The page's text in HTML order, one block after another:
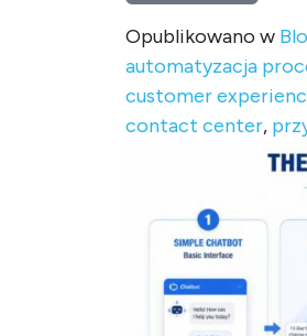
Opublikowano w
automatyzacja
customer
contact center,